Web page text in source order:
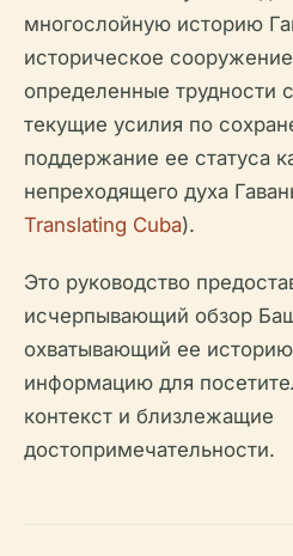
многослойную историю
историческое
определенные трудности
текущие усилия по
поддержание ее статуса
непреходящего духа
Translating Cuba).
Это руководство
исчерпывающий обзор
охватывающий ее
информацию для
контекст и близлежащие
достопримечательности.